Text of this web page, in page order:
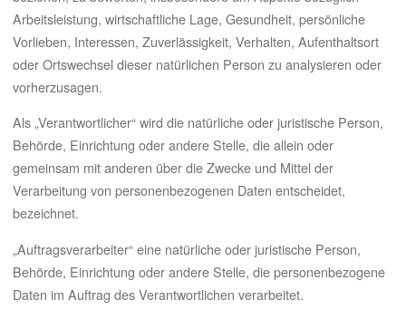
Arbeitsleistung, wirtschaftliche Lage, Gesundheit, persönliche
Vorlieben, Interessen, Zuverlässigkeit, Verhalten, Aufenthaltsort
oder Ortswechsel dieser natürlichen Person zu analysieren oder
vorherzusagen.
Als „Verantwortlicher“ wird die natürliche oder juristische Person,
Behörde, Einrichtung oder andere Stelle, die allein oder
gemeinsam mit anderen über die Zwecke und Mittel der
Verarbeitung von personenbezogenen Daten entscheidet,
bezeichnet.
„Auftragsverarbeiter“ eine natürliche oder juristische Person,
Behörde, Einrichtung oder andere Stelle, die personenbezogene
Daten im Auftrag des Verantwortlichen verarbeitet.